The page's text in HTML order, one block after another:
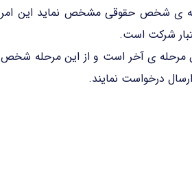
ی شخص حقوقی مشخص نماید این امر
شرکت است.
مرحله ی آخر است و از این مرحله شخص
درخواست نمایند.